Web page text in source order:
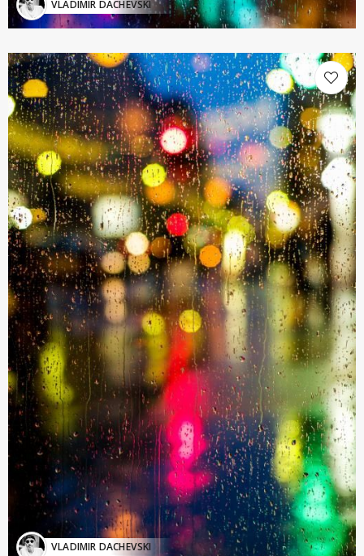
VLADIMIR DACHEVSKI
VLADIMIR DACHEVSKI